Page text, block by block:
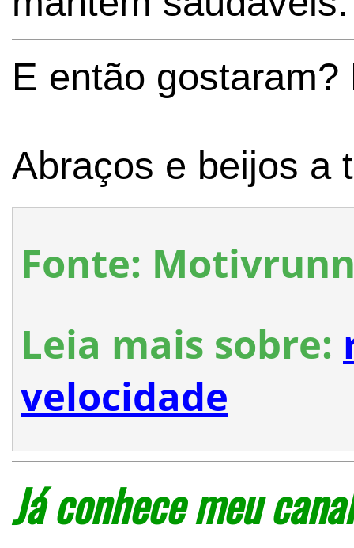
E então
Abraços e beijos a
Fonte:
Leia mais sobre:
velocidade
Já conhece meu